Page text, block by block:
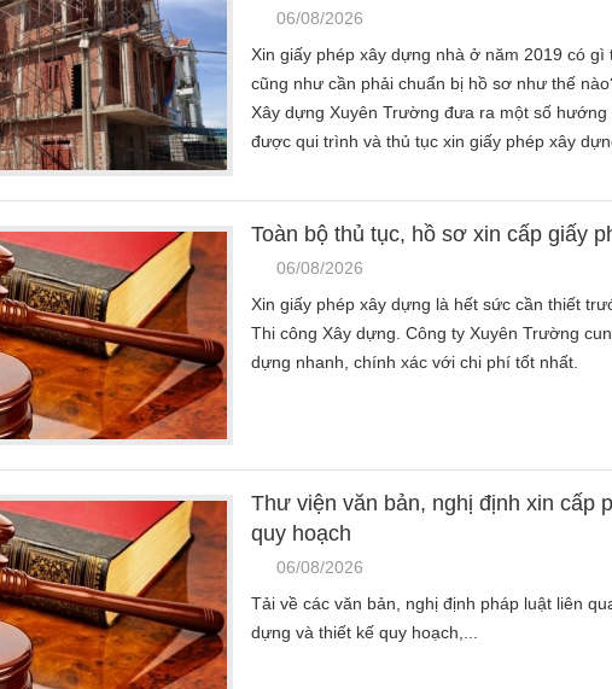
06/08/2026
Xin giấy phép xây dựng nhà ở năm 2019 có
cũng như cần phải chuẩn bị hồ sơ như thế
Xây dựng Xuyên Trường đưa ra một số
được qui trình và thủ tục xin giấy phép xây
Toàn bộ thủ tục, hồ sơ xin cấp giấy
06/08/2026
Xin giấy phép xây dựng là hết sức cần thiết
Thi công Xây dựng. Công ty Xuyên Trường
dựng nhanh, chính xác với chi phí tốt nhất.
Thư viện văn bản, nghị định xin cấp
quy hoạch
06/08/2026
Tải về các văn bản, nghị định pháp luật liên
dựng và thiết kế quy hoạch,...